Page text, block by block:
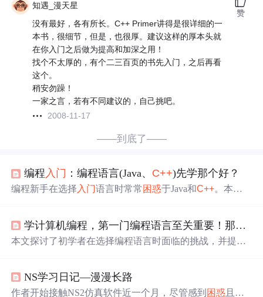
知遇_漫天星
没有最好，各有所长。C++ Primer讲得是很详细的一
本书，很细节，但是，也很厚。建议这样的厚本头就
在你入门之后做为提高和加深之用！
找个不太厚的，有个二三百页的书先入门，之后再看
这个。
稍安勿躁！
一家之言，若有不同建议的，自己挑吧。
2008-11-17
赞
——到底了——
编程入门 ：编程语言(Java、 C++)先学那个好？
编程新手在选择 入门语言时常常 困惑于Java和C++。本文
多数入门者；而C++ 复杂但能深入理解编程原理，适用于
有挑战精神的学习者。若不走C/C++方向，直接学习Java是
学计算机编程，第一门编程语言至关重要！那到底应该学习什么呢？
本文探讨了初学者在选择编程语言时面临的挑战，并提供
++ 则为深入理解编程理论提供基础。
NS学习日记—漫漫长路
作者开始接触NS2仿真软件近一个月，尽管感到 困惑 且进